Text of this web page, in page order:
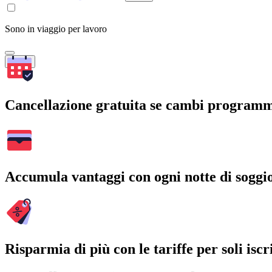
Sono in viaggio per lavoro
Cerca
Cancellazione gratuita se cambi
Accumula vantaggi con ogni notte di
Risparmia di più con le tariffe per soli